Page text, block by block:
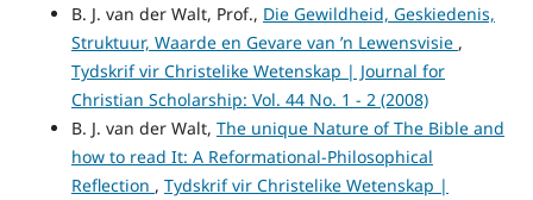
B. J. van der Walt, Prof., Die Gewildheid, Geskiedenis,
Struktuur, Waarde en Gevare van ’n Lewensvisie ,
Tydskrif vir Christelike Wetenskap | Journal for
Christian Scholarship: Vol. 44 No. 1 - 2 (2008)
B. J. van der Walt, The unique Nature of The Bible and
how to read It: A Reformational-Philosophical
Reflection , Tydskrif vir Christelike Wetenskap |